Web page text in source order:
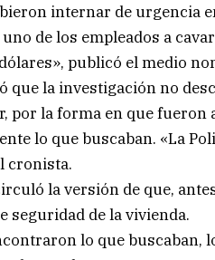
internar de urgencia
de los empleados a
publicó el medio
que la investigación no
por la forma en que
lo que buscaban. «La
cronista.
la versión de que,
seguridad de la vivienda.
lo que buscaban,